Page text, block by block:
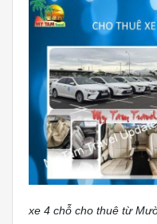
xe 4 chỗ cho thuê từ